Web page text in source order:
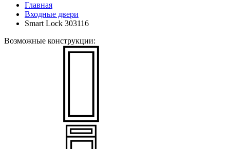
Главная
Входные двери
Smart Lock 303116
Возможные конструкции: